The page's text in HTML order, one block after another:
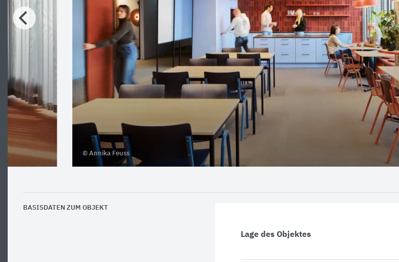
© Annika Feuss
BASISDATEN ZUM OBJEKT
Lage des Objektes